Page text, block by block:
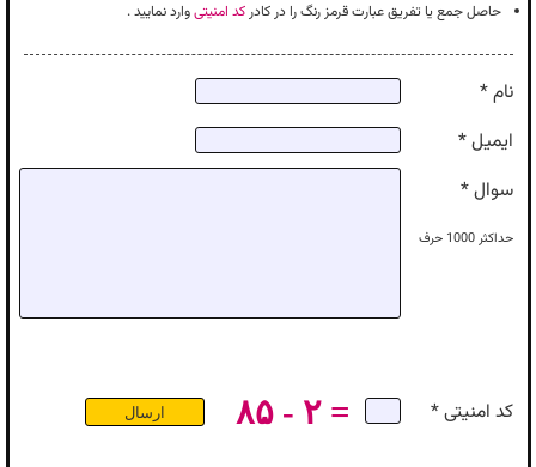
حاصل جمع یا تفریق عبارت قرمز رنگ را در کادرکد امنیتیوارد نمایید .
نام *
ایمیل *
سوال *
حداکثر1000 حرف
کد امنیتی * ۸۵ - ۲ =